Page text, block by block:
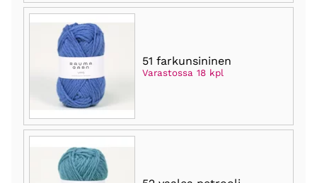
51 farkunsininen
Varastossa 18 kpl